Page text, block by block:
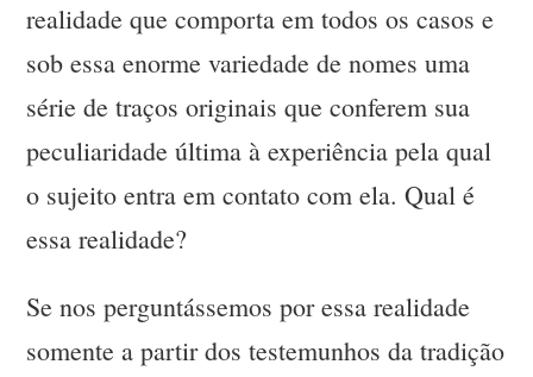
realidade que comporta em todos os casos e
sob essa enorme variedade de nomes uma
série de traços originais que conferem sua
peculiaridade última à experiência pela qual
o sujeito entra em contato com ela. Qual é
essa realidade?
Se nos perguntássemos por essa realidade
somente a partir dos testemunhos da tradição